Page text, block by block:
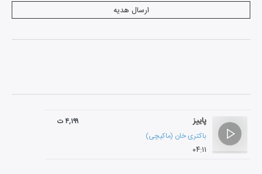
ارسال هدیه
پاییز
باکتری خان (ماکیچی)
۰۴:۱۱
۴,۱۹۹ ت